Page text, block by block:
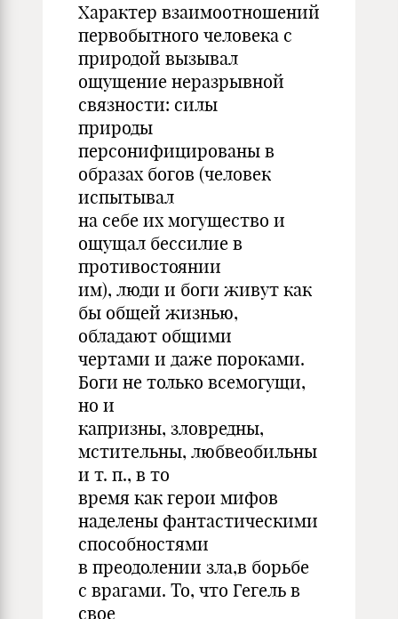
Характер взаимоотношений
первобытного человека с
природой вызывал
ощущение неразрывной
связности: силы
природы
персонифицированы в
образах богов (человек
испытывал
на себе их могущество и
ощущал бессилие в
противостоянии
им), люди и боги живут как
бы общей жизнью,
обладают общими
чертами и даже пороками.
Боги не только всемогущи,
но и
капризны, зловредны,
мстительны, любвеобильны
и т. п., в то
время как герои мифов
наделены фантастическими
способностями
в преодолении зла,в борьбе
с врагами. То, что Гегель в
свое